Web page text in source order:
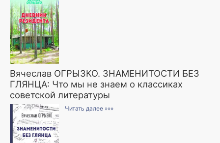
Вячеслав ОГРЫЗКО. ЗНАМЕНИТОСТИ БЕЗ
ГЛЯНЦА: Что мы не знаем о классиках
советской литературы
Читать далее »»»